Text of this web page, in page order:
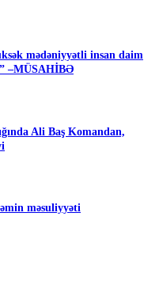
mədəniyyətli insan daim
–MÜSAHİBƏ
Ali Baş Komandan,
məsuliyyəti